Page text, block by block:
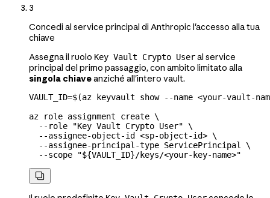
3
Concedi al service principal di Anthropic l'accesso alla tua
chiave
Assegna il ruolo Key Vault Crypto Useral service
principal del primo passaggio, con ambito limitato alla
singola chiaveanziché all'intero vault.
VAULT_ID=$(az keyvault show --name <your-vault-nam
az role assignment create \
  --role
"Key Vault Crypto User" \
  --assignee-object-id
<sp-object-id> \
  --assignee-principal-type
ServicePrincipal \
  --scope
"${VAULT_ID}/keys/<your-key-name>"
